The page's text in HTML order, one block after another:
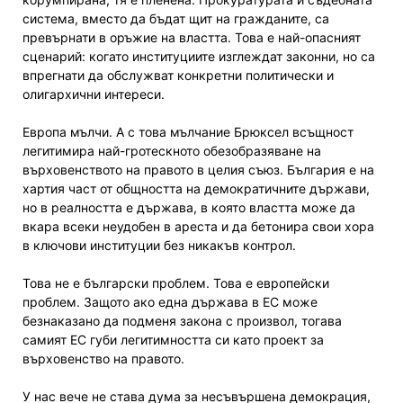
система, вместо да бъдат щит на гражданите, са
превърнати в оръжие на властта. Това е най-опасният
сценарий: когато институциите изглеждат законни, но са
впрегнати да обслужват конкретни политически и
олигархични интереси.
Европа мълчи. А с това мълчание Брюксел всъщност
легитимира най-гротескното обезобразяване на
върховенството на правото в целия съюз. България е на
хартия част от общността на демократичните държави,
но в реалността е държава, в която властта може да
вкара всеки неудобен в ареста и да бетонира свои хора
в ключови институции без никакъв контрол.
Това не е български проблем. Това е европейски
проблем. Защото ако една държава в ЕС може
безнаказано да подменя закона с произвол, тогава
самият ЕС губи легитимността си като проект за
върховенство на правото.
У нас вече не става дума за несъвършена демокрация,